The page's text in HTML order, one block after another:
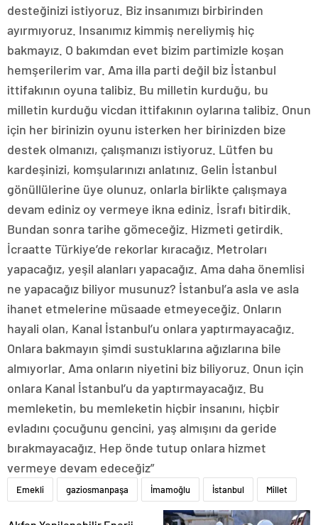
desteğinizi istiyoruz. Biz insanımızı birbirinden
ayırmıyoruz. Insanımız kimmiş nereliymiş hiç
bakmayız. O bakımdan evet bizim partimizle koşan
hemşerilerim var. Ama illa parti değil biz İstanbul
ittifakının oyuna talibiz. Bu milletin kurduğu, bu
milletin kurduğu vicdan ittifakının oylarına talibiz. Onun
için her birinizin oyunu isterken her birinizden bize
destek olmanızı, çalışmanızı istiyoruz. Lütfen bu
kardeşinizi, komşularınızı anlatınız. Gelin İstanbul
gönüllülerine üye olunuz, onlarla birlikte çalışmaya
devam ediniz oy vermeye ikna ediniz. İsrafı bitirdik.
Bundan sonra tarihe gömeceğiz. Hizmeti getirdik.
İcraatte Türkiye’de rekorlar kıracağız. Metroları
yapacağız, yeşil alanları yapacağız. Ama daha önemlisi
ne yapacağız biliyor musunuz? İstanbul’a asla ve asla
ihanet etmelerine müsaade etmeyeceğiz. Onların
hayali olan, Kanal İstanbul’u onlara yaptırmayacağız.
Onlara bakmayın şimdi sustuklarına ağızlarına bile
almıyorlar. Ama onların niyetini biz biliyoruz. Onun için
onlara Kanal İstanbul’u da yaptırmayacağız. Bu
memleketin, bu memleketin hiçbir insanını, hiçbir
evladını çocuğunu gencini, yaş almışını da geride
bırakmayacağız. Hep önde tutup onlara hizmet
vermeye devam edeceğiz”
Emekli gaziosmanpaşa İmamoğlu İstanbul Millet